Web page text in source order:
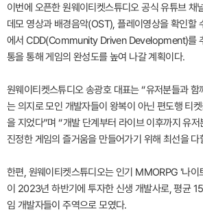
이번에 오픈한 원웨이티켓스튜디오 공식 유튜브 채
데모 영상과 배경음악(OST), 플레이영상을 확인할
에서 CDD(Community Driven Development)를
통을 통해 게임의 완성도를 높여 나갈 계획이다.
원웨이티켓스튜디오 송광호 대표는 “유저분들과
는 의지로 모인 개발자들이 왕복이 아닌 편도행 티
을 지었다”며 “개발 단계부터 라이브 이후까지 유
진정한 게임의 즐거움을 만들어가기 위해 최선을 다
한편, 원웨이티켓스튜디오는 인기 MMORPG '나이
이 2023년 하반기에 투자한 신생 개발사로, 평균
임 개발자들이 주역으로 모였다.